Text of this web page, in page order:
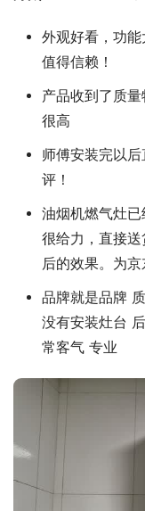
外观好看，功
值得信赖！
产品收到了质
很高
师傅安装完以
评！
油烟机燃气灶
很给力，直接
后的效果。为京
品牌就是品牌
没有安装灶台
常客气 专业